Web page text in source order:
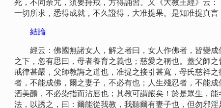
死，不同余咒，須要持戒，方得誦習。又《大教王經》云
一切所求，悉得成就，不久證得，大准提果。是知准提真
結論
經云：佛國無諸女人，解之者曰，女人作佛者，皆變成
之下，忽有思曰，母者養育之義也；慈愛之稱也。蓋父師
戒律甚嚴，父師教誨之道也，准提之接引甚寬，母氏慈祥
者，不能成佛，爾之妻子，不必有也；人生殘忍者，不能
酒美醴，不必染指而沾唇也；其教可謂嚴矣！於是眾生，
法，以誘之，曰：爾能從我教，我聽爾有妻子也，但勿邪